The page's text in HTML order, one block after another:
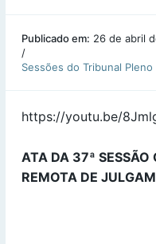
Publicado em: 26 de abril
/
Sessões do Tribunal Pleno
https://youtu.be/
ATA DA 37ª SESSÃO
REMOTA DE